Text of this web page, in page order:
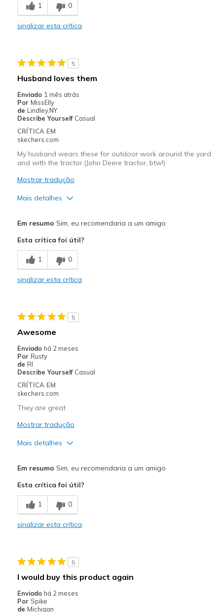
Durable
View On Shoes
Shoes are for Wearing
1 0
sinalizar esta crítica
5
Husband loves them
Enviado 1 mês atrás
Por MissElly
de Lindley,NY
Describe Yourself Casual
CRÍTICA EM
skechers.com
My husband wears these for outdoor work around the yard
and with the tractor.(John Deere tractor, btw!)
Mostrar tradução
Mais detalhes
Comfortable
Durable
Great for outdoor work
Width
Sizing
View On Shoes
Shoes are for Wearing
Em resumo Sim, eu recomendaria a um amigo
Esta crítica foi útil?
1 0
sinalizar esta crítica
5
Awesome
Enviado há 2 meses
Por Rusty
de RI
Describe Yourself Casual
CRÍTICA EM
skechers.com
They are great
Mostrar tradução
Mais detalhes
Comfortable
Stylish
Going Out
Em resumo Sim, eu recomendaria a um amigo
Esta crítica foi útil?
1 0
sinalizar esta crítica
5
I would buy this product again
Enviado há 2 meses
Por Spike
de Michigan